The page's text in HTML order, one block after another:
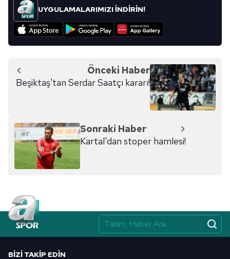
UYGULAMALARIMIZI İNDİRİN!
Önceki Haber
Beşiktaş'tan Serdar Saatçı kararı!
Sonraki Haber
Kartal'dan stoper hamlesi!
BIZI TAKIP EDIN